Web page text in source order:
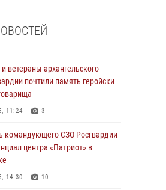
ветераны архангельского
почтили память геройски
11:24 3
командующего СЗО Росгвардии
центра «Патриот» в
14:30 10